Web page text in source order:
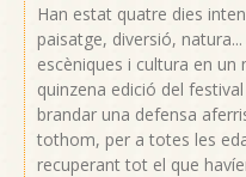
Han estat quatre dies
paisatge, diversió,
escèniques i cultura en un
quinzena edició del
brandar una defensa
tothom, per a totes les
recuperant tot el que